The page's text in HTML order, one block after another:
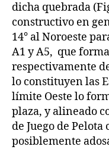
dicha quebrada
constructivo en
14° al Noroeste
A1 y A5, que
respectivamente
lo constituyen las
límite Oeste lo
plaza, y alineado
de Juego de
posiblemente